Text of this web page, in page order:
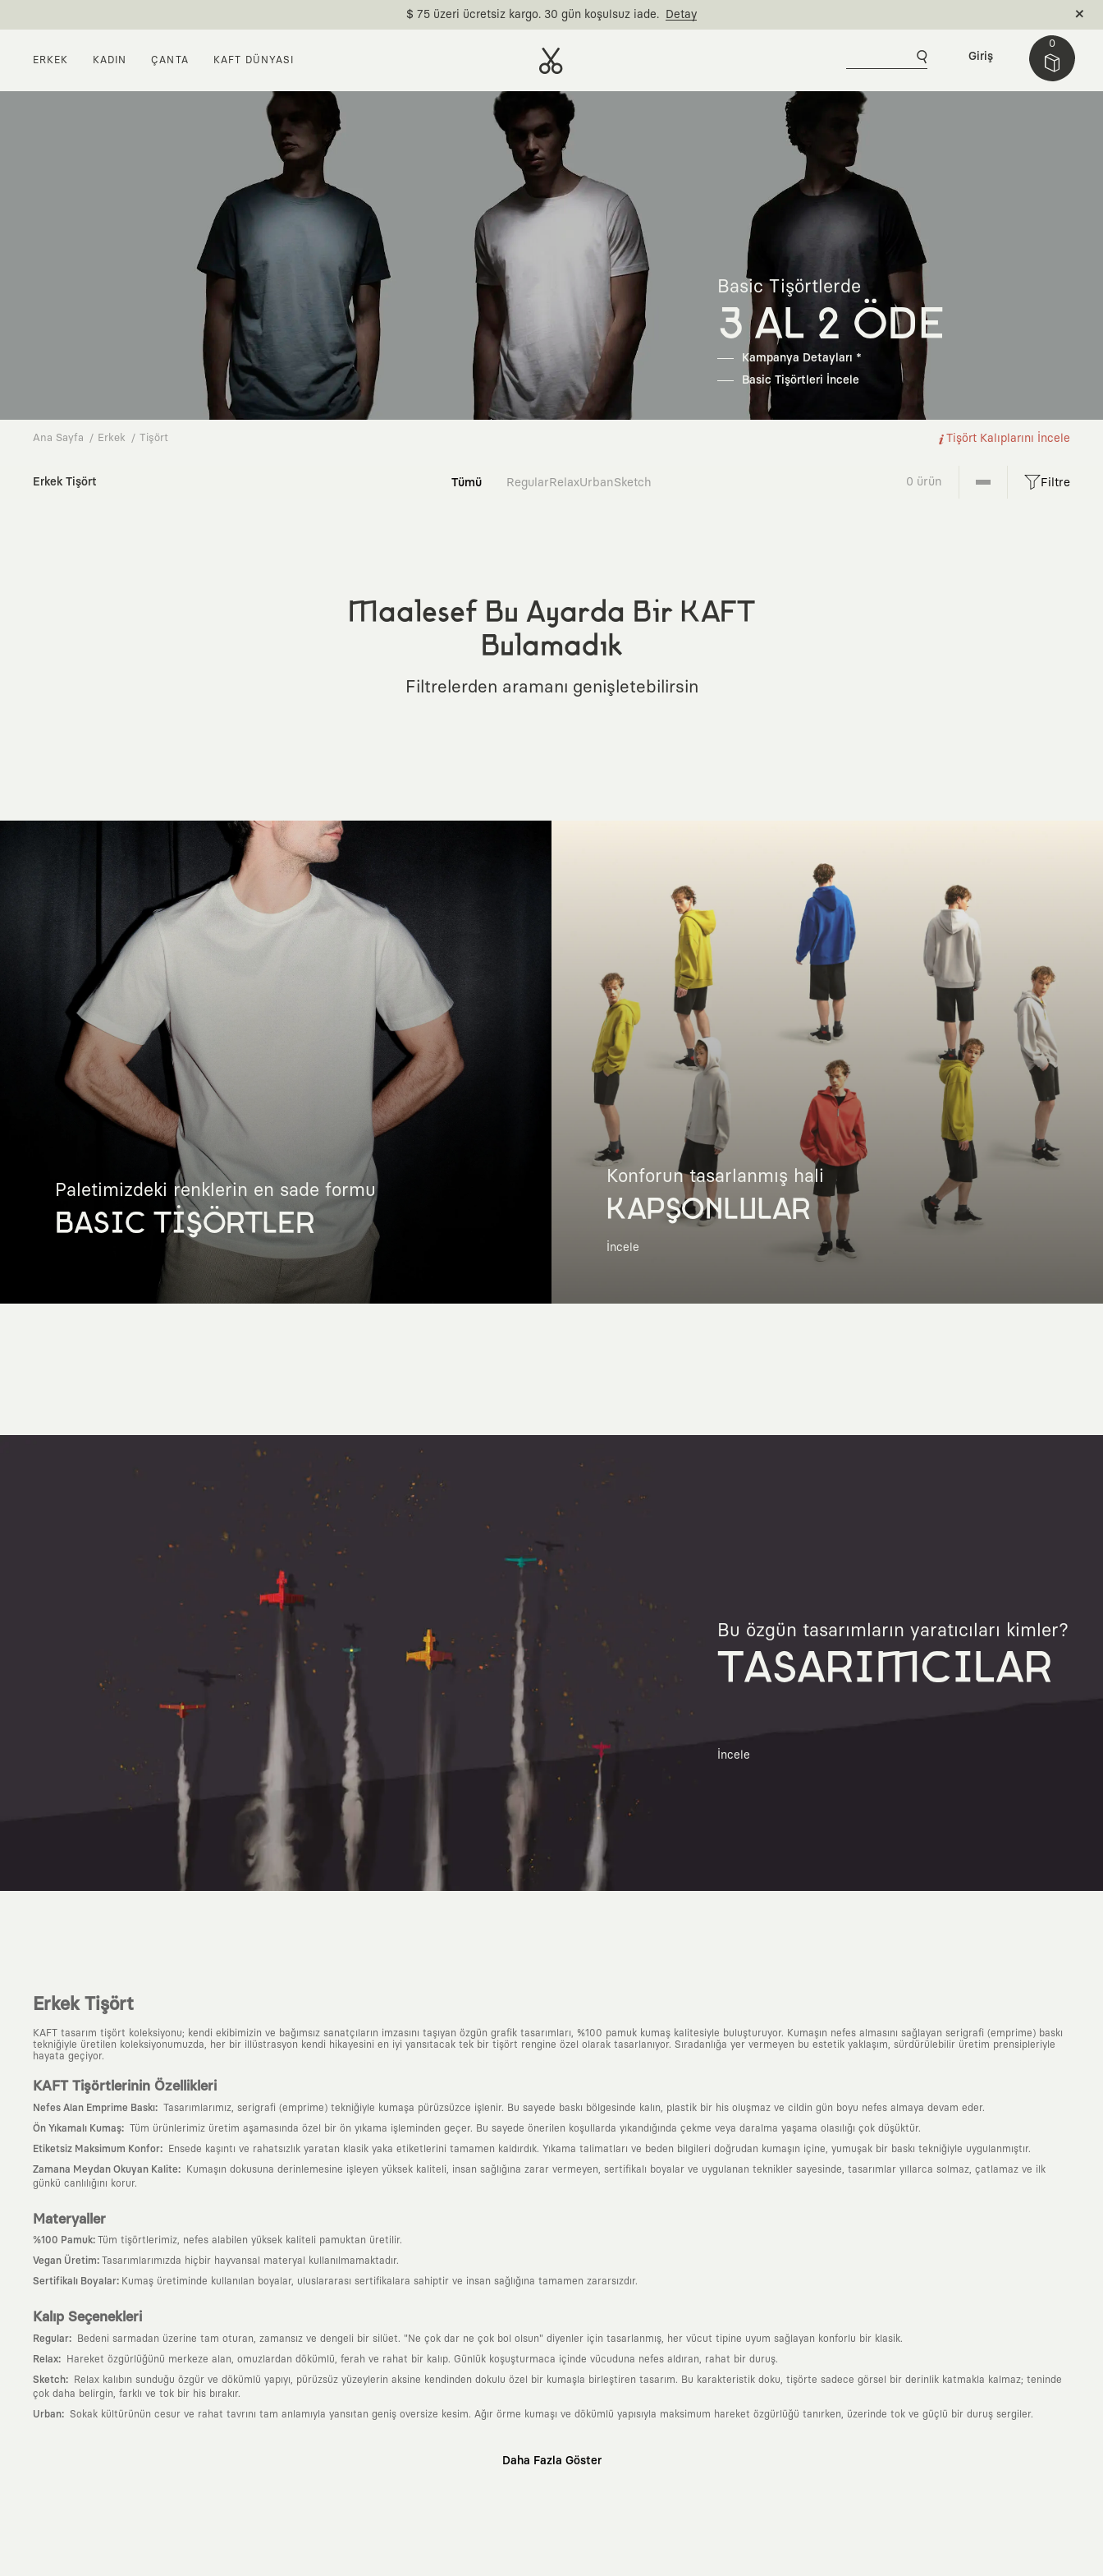
$ 75 üzeri ücretsiz kargo. 30 gün koşulsuz iade. Detay
ERKEK KADIN ÇANTA KAFT DÜNYASI
0
Giriş
Basic Tişörtlerde
3 AL 2 ÖDE
Kampanya Detayları *
Basic Tişörtleri İncele
Ana Sayfa Erkek Tişört Tişört Kalıplarını İncele
Erkek Tişört Tümü RegularRelaxUrbanSketch 0 ürün Filtre
Maalesef Bu Ayarda Bir KAFT
Bulamadık
Filtrelerden aramanı genişletebilirsin
Paletimizdeki renklerin en sade formu
BASIC TİŞÖRTLER
Konforun tasarlanmış hali
KAPŞONLULAR
İncele
Bu özgün tasarımların yaratıcıları kimler?
TASARIMCILAR
İncele
Erkek Tişört
KAFT tasarım tişört koleksiyonu; kendi ekibimizin ve bağımsız sanatçıların imzasını taşıyan özgün grafik tasarımları, %100 pamuk kumaş kalitesiyle buluşturuyor. Kumaşın nefes almasını sağlayan serigrafi (emprime) baskı
tekniğiyle üretilen koleksiyonumuzda, her bir illüstrasyon kendi hikayesini en iyi yansıtacak tek bir tişört rengine özel olarak tasarlanıyor. Sıradanlığa yer vermeyen bu estetik yaklaşım, sürdürülebilir üretim prensipleriyle
hayata geçiyor.
KAFT Tişörtlerinin Özellikleri
Nefes Alan Emprime Baskı: Tasarımlarımız, serigrafi (emprime) tekniğiyle kumaşa pürüzsüzce işlenir. Bu sayede baskı bölgesinde kalın, plastik bir his oluşmaz ve cildin gün boyu nefes almaya devam eder.
Ön Yıkamalı Kumaş: Tüm ürünlerimiz üretim aşamasında özel bir ön yıkama işleminden geçer. Bu sayede önerilen koşullarda yıkandığında çekme veya daralma yaşama olasılığı çok düşüktür.
Etiketsiz Maksimum Konfor: Ensede kaşıntı ve rahatsızlık yaratan klasik yaka etiketlerini tamamen kaldırdık. Yıkama talimatları ve beden bilgileri doğrudan kumaşın içine, yumuşak bir baskı tekniğiyle uygulanmıştır.
Zamana Meydan Okuyan Kalite:
Kumaşın dokusuna derinlemesine işleyen yüksek kaliteli, insan sağlığına zarar vermeyen, sertifikalı boyalar ve uygulanan teknikler sayesinde, tasarımlar yıllarca solmaz, çatlamaz ve ilk
günkü canlılığını korur.
Materyaller
%100 Pamuk: Tüm tişörtlerimiz, nefes alabilen yüksek kaliteli pamuktan üretilir.
Vegan Üretim: Tasarımlarımızda hiçbir hayvansal materyal kullanılmamaktadır.
Sertifikalı Boyalar: Kumaş üretiminde kullanılan boyalar, uluslararası sertifikalara sahiptir ve insan sağlığına tamamen zararsızdır.
Kalıp Seçenekleri
Regular: Bedeni sarmadan üzerine tam oturan, zamansız ve dengeli bir silüet. "Ne çok dar ne çok bol olsun" diyenler için tasarlanmış, her vücut tipine uyum sağlayan konforlu bir klasik.
Relax: Hareket özgürlüğünü merkeze alan, omuzlardan dökümlü, ferah ve rahat bir kalıp. Günlük koşuşturmaca içinde vücuduna nefes aldıran, rahat bir duruş.
Sketch:
Relax kalıbın sunduğu özgür ve dökümlü yapıyı, pürüzsüz yüzeylerin aksine kendinden dokulu özel bir kumaşla birleştiren tasarım. Bu karakteristik doku, tişörte sadece görsel bir derinlik katmakla kalmaz; teninde
çok daha belirgin, farklı ve tok bir his bırakır.
Urban: Sokak kültürünün cesur ve rahat tavrını tam anlamıyla yansıtan geniş oversize kesim. Ağır örme kumaşı ve dökümlü yapısıyla maksimum hareket özgürlüğü tanırken, üzerinde tok ve güçlü bir duruş sergiler.
Daha Fazla Göster